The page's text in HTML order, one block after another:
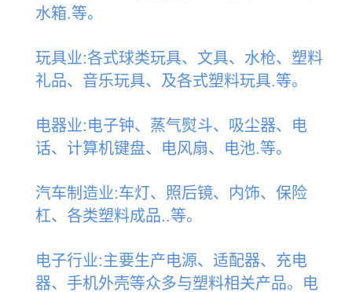
水箱.等。
玩具业:各式球类玩具、文具、水枪、塑料
礼品、音乐玩具、及各式塑料玩具.等。
电器业:电子钟、蒸气熨斗、吸尘器、电
话、计算机键盘、电风扇、电池.等。
汽车制造业:车灯、照后镜、内饰、保险
杠、各类塑料成品..等。
电子行业:主要生产电源、适配器、充电
器、手机外壳等众多与塑料相关产品。电